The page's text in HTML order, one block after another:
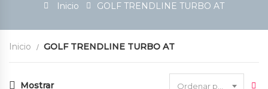
Inicio GOLF TRENDLINE TURBO AT
Inicio GOLF TRENDLINE TURBO AT
Mostrar